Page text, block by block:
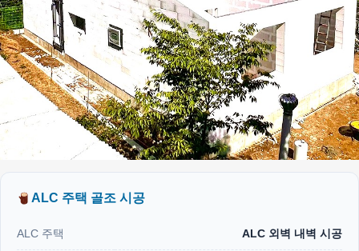
ALC 주택 골조 시공
ALC 주택 ALC 외벽 내벽 시공